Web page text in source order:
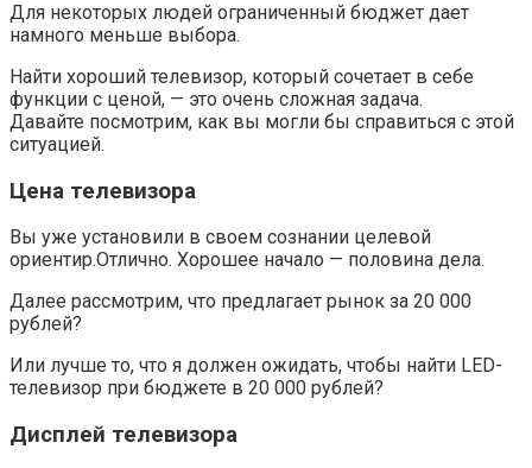
Для некоторых людей ограниченный бюджет дает
намного меньше выбора.
Найти хороший телевизор, который сочетает в себе
функции с ценой, — это очень сложная задача.
Давайте посмотрим, как вы могли бы справиться с этой
ситуацией.
Цена телевизора
Вы уже установили в своем сознании целевой
ориентир.Отлично. Хорошее начало — половина дела.
Далее рассмотрим, что предлагает рынок за 20 000
рублей?
Или лучше то, что я должен ожидать, чтобы найти LED-
телевизор при бюджете в 20 000 рублей?
Дисплей телевизора